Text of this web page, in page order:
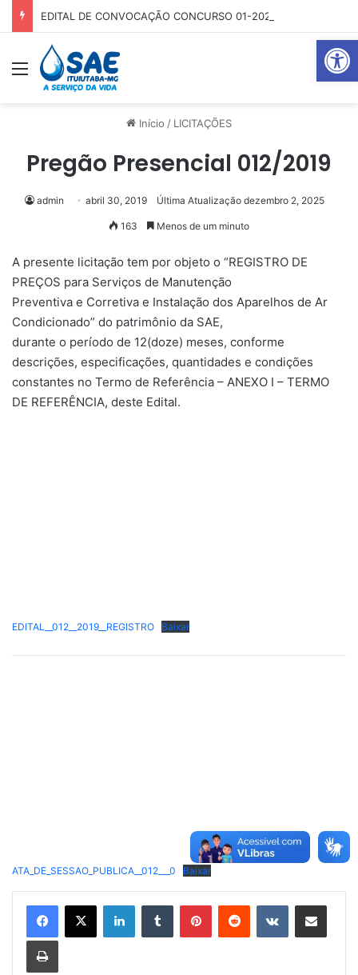
Abrir
EDITAL DE CONVOCAÇÃO CONCURSO 01-2025
Menu
Início / LICITAÇÕES
Pregão Presencial 012/2019
admin abril 30, 2019 Última Atualização dezembro 2, 2025
163 Menos de um minuto
A presente licitação tem por objeto o “REGISTRO DE
PREÇOS para Serviços de Manutenção
Preventiva e Corretiva e Instalação dos Aparelhos de Ar
Condicionado” do patrimônio da SAE,
durante o período de 12(doze) meses, conforme
descrições, especificações, quantidades e condições
constantes no Termo de Referência – ANEXO I – TERMO
DE REFERÊNCIA, deste Edital.
EDITAL__012__2019__REGISTRO Baixar
ATA_DE_SESSAO_PUBLICA__012___0 Baixar
LinkedinTumblr PinterestReddit VK Compartilhar via e-mail
Imprimir